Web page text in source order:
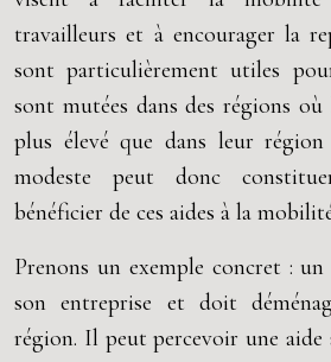
travailleurs et à encourager la
sont particulièrement utiles
sont mutées dans des régions
plus élevé que dans leur
modeste peut donc
bénéficier de ces aides à la
Prenons un exemple concret :
son entreprise et doit
région. Il peut percevoir une aide